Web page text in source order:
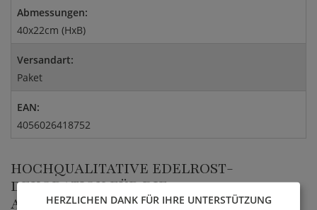
Abmessungen:
40x22cm (HxB)
Versandart:
Paket
EAN:
4056026418752
HOCHQUALITATIVE EDELROST-
DEKORATION FÜR DIE
AUSSENGESTALTUNG
HERZLICHEN DANK FÜR IHRE UNTERSTÜTZUNG